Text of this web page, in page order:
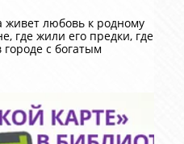
живет любовь к родному
где жили его предки, где
с богатым